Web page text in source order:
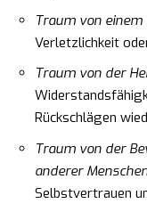
Traum von
Verletzlichkeit
Traum von der
Rückschlägen
Traum von der
anderer
Selbstvertrauen